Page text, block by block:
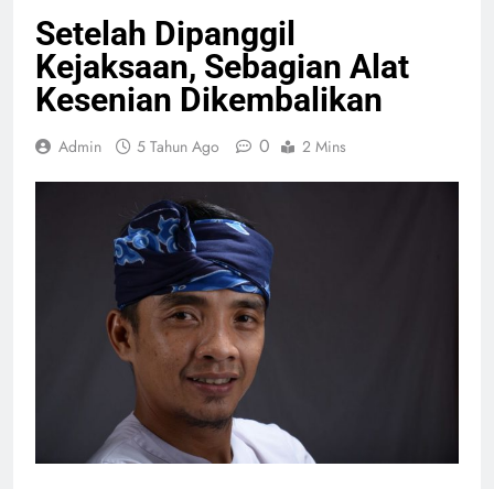
Setelah Dipanggil
Kejaksaan, Sebagian Alat
Kesenian Dikembalikan
Admin 5 Tahun Ago 0 2 Mins